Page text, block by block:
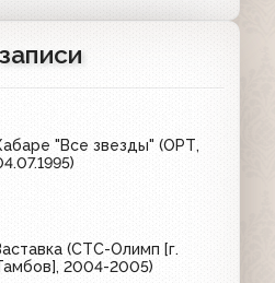
"Все звезды" (ОРТ,
(СТС-Олимп [г.
2004-2005)